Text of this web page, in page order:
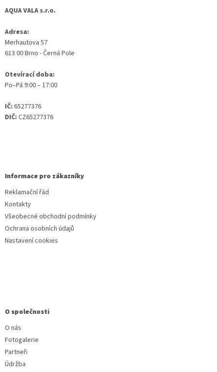
AQUA VALA s.r.o.
Adresa:
Merhautova 57
613 00 Brno - Černá Pole
Otevírací doba:
Po–Pá 9:00 – 17:00
IČ: 65277376
DIČ: CZ65277376
Informace pro zákazníky
Reklamační řád
Kontakty
Všeobecné obchodní podmínky
Ochrana osobních údajů
Nastavení cookies
O společnosti
O nás
Fotogalerie
Partneři
Údržba